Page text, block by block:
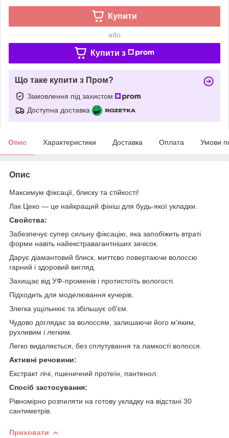
Купити
або
Купити з
Що таке купити з Пром?
Замовлення під захистом
Доступна доставка
Опис Характеристики Доставка Оплата Умови
Опис
Максимум фіксації, блиску та стійкості!
Лак Цеко — це найкращий фініш для будь-якої укладки.
Свойства:
Забезпечує супер сильну фіксацію, яка запобіжить втраті
форми навіть найекстравагантніших зачісок.
Дарує діамантовий блиск, миттєво повертаючи волоссю
гарний і здоровий вигляд.
Захищає від УФ-променів і протистоїть вологості.
Підходить для моделювання кучерів.
Злегка ущільнює та збільшує об'єм.
Чудово доглядає за волоссям, залишаючи його м'яким,
рухливим і легким.
Легко видаляється, без сплутування та ламкості волосся.
Активні речовини:
Екстракт лічі, пшеничний протеїн, пантенол.
Спосіб застосування:
Рівномірно розпиляти на готову укладку на відстані 30
сантиметрів.
Приховати